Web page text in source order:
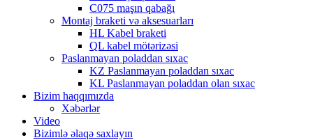
C075 maşın qabağı
Montaj braketi və aksesuarları
HL Kabel braketi
QL kabel mötərizəsi
Paslanmayan poladdan sıxac
KZ Paslanmayan poladdan sıxac
KL Paslanmayan poladdan olan sıxac
Bizim haqqımızda
Xəbərlər
Video
Bizimlə əlaqə saxlayın